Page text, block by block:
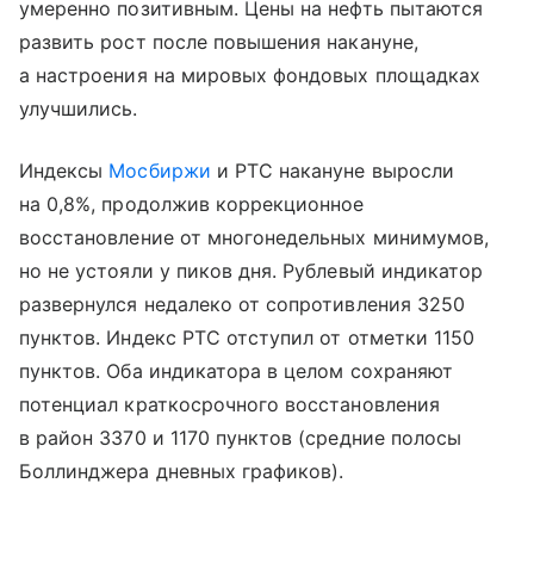
умеренно позитивным. Цены на нефть пытаются
развить рост после повышения накануне,
а настроения на мировых фондовых площадках
улучшились.
Индексы Мосбиржи и РТС накануне выросли
на 0,8%, продолжив коррекционное
восстановление от многонедельных минимумов,
но не устояли у пиков дня. Рублевый индикатор
развернулся недалеко от сопротивления 3250
пунктов. Индекс РТС отступил от отметки 1150
пунктов. Оба индикатора в целом сохраняют
потенциал краткосрочного восстановления
в район 3370 и 1170 пунктов (средние полосы
Боллинджера дневных графиков).